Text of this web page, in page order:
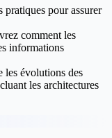
pratiques pour assurer
comment les
informations
les évolutions des
les architectures